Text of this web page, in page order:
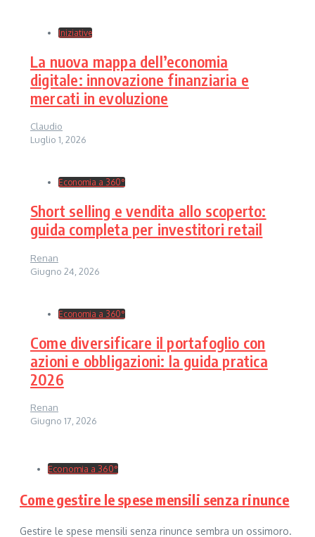
Iniziative
La nuova mappa dell’economia
digitale: innovazione finanziaria e
mercati in evoluzione
Claudio
Luglio 1, 2026
Economia a 360°
Short selling e vendita allo scoperto:
guida completa per investitori retail
Renan
Giugno 24, 2026
Economia a 360°
Come diversificare il portafoglio con
azioni e obbligazioni: la guida pratica
2026
Renan
Giugno 17, 2026
Economia a 360°
Come gestire le spese mensili senza rinunce
Gestire le spese mensili senza rinunce sembra un ossimoro.